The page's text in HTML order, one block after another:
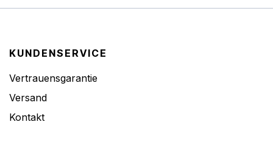
KUNDENSERVICE
Vertrauensgarantie
Versand
Kontakt